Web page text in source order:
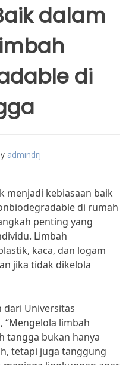
dalam
di
admindrj
menjadi kebiasaan baik
di rumah
penting yang
Limbah
kaca, dan logam
jika tidak dikelola
dari Universitas
“Mengelola limbah
tangga bukan hanya
tetapi juga tanggung